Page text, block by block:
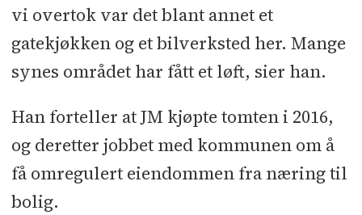
vi overtok var det blant annet et
gatekjøkken og et bilverksted her. Mange
synes området har fått et løft, sier han.
Han forteller at JM kjøpte tomten i 2016,
og deretter jobbet med kommunen om å
få omregulert eiendommen fra næring til
bolig.